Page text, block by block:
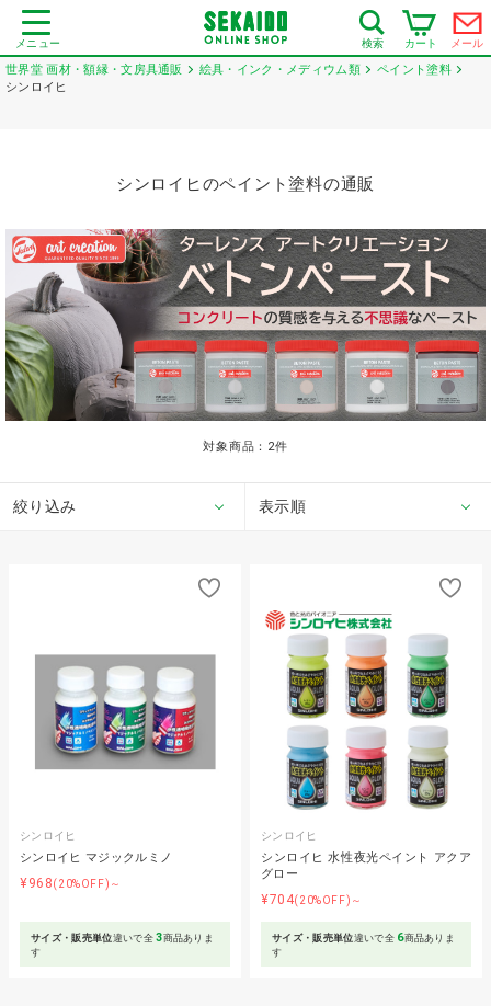
メニュー 検索 カート メール
世界堂 画材・額縁・文房具通販 絵具・インク・メディウム類
ペイント塗料
シンロイヒ
シンロイヒのペイント塗料の通販
対象商品： 2件
絞り込み 表示順
シンロイヒ
シンロイヒ マジックルミノ
¥968(20%OFF)～
サイズ・販売単位違いで全3商品ありま
す
シンロイヒ
シンロイヒ 水性夜光ペイント アクア
グロー
¥704(20%OFF)～
サイズ・販売単位違いで全 6商品ありま
す